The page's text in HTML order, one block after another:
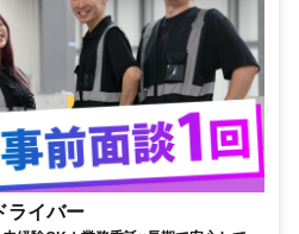
ライバー